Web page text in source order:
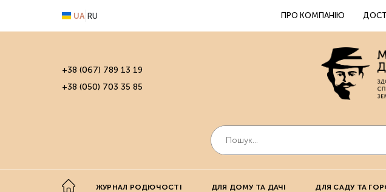
UA RU ПРО КОМПАНІЮ
+38 (067) 789 13 19
+38 (050) 703 35 85
ЖУРНАЛ РОДЮЧОСТІ ДЛЯ ДОМУ ТА ДАЧІ ДЛЯ САДУ ТА